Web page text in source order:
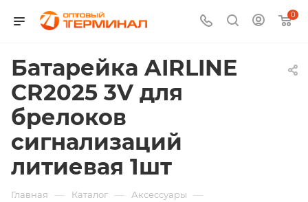
0
Батарейка AIRLINE
CR2025 3V для
брелоков
сигнализаций
литиевая 1шт
Главная — Каталог — Аксессуары —